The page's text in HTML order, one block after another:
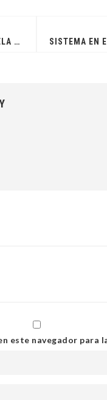
EL REGUETONERO DON OMAR REVELA TIENE CÁNCER
este navegador para